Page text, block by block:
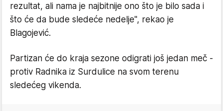
rezultat, ali nama je najbitnije ono što je bilo sada i
što će da bude sledeće nedelje", rekao je
Blagojević.
Partizan će do kraja sezone odigrati još jedan meč -
protiv Radnika iz Surdulice na svom terenu
sledećeg vikenda.